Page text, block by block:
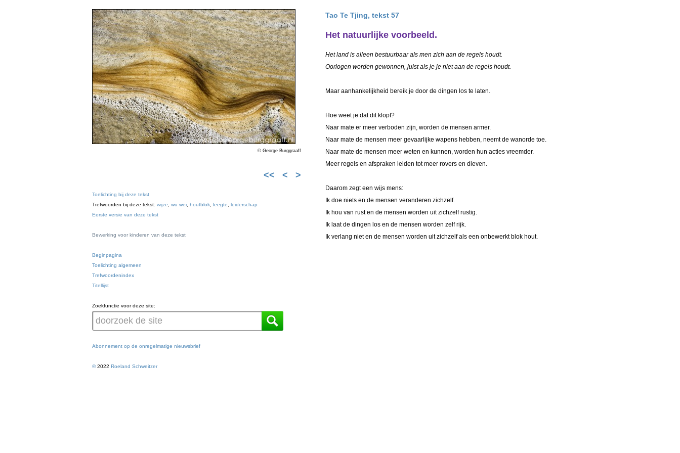
© George Burggraaff
<< < >
Tao Te Tjing, tekst 57
Het natuurlijke voorbeeld.
Het land is alleen bestuurbaar als men zich aan de regels houdt.
Oorlogen worden gewonnen, juist als je je niet aan de regels houdt.
Maar aanhankelijkheid bereik je door de dingen los te laten.
Hoe weet je dat dit klopt?
Naar mate er meer verboden zijn, worden de mensen armer.
Naar mate de mensen meer gevaarlijke wapens hebben, neemt de wanorde toe.
Naar mate de mensen meer weten en kunnen, worden hun acties vreemder.
Meer regels en afspraken leiden tot meer rovers en dieven.
Daarom zegt een wijs mens:
Ik doe niets en de mensen veranderen zichzelf.
Ik hou van rust en de mensen worden uit zichzelf rustig.
Ik laat de dingen los en de mensen worden zelf rijk.
Ik verlang niet en de mensen worden uit zichzelf als een onbewerkt blok hout.
Toelichting bij deze tekst
Trefwoorden bij deze tekst: wijze wu wei houtblok leegte
leiderschap
Eerste versie van deze tekst
Bewerking voor kinderen van deze tekst
Beginpagina
Toelichting algemeen
Trefwoordenindex
Titellijst
Zoekfunctie voor deze site:
Abonnement op de onregelmatige nieuwsbrief
©2022 Roeland Schweitzer